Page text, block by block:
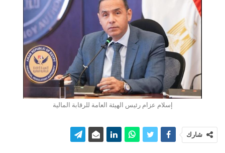
إسلام عزام رئيس الهيئة العامة للرقابة المالية
شارك